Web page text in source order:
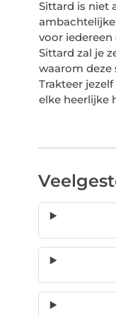
Sittard is niet
ambachtelijke
voor iedereen
Sittard zal je
waarom
Trakteer
elke heerlijke